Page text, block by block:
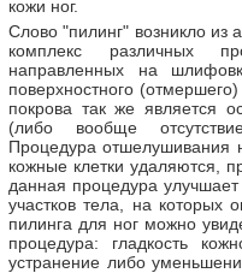
кожи ног.
Слово "пилинг" возникло из
комплекс различных
направленных на
поверхностного
покрова так же является
(либо вообще
Процедура отшелушивания
кожные клетки удаляются,
данная процедура
участков тела, на которых
пилинга для ног можно
процедура: гладкость
устранение либо